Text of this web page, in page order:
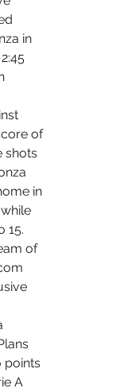
in
of
shots
in
15.
of
points
A